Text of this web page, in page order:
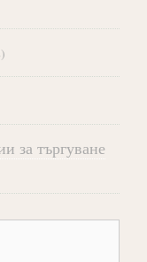
за търгуване